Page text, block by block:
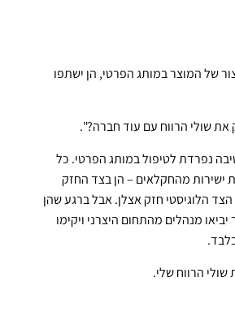
של המוצר במותג הפרטי, הן ישתפו
שולי הרווח עם עוד חברה?".
נפרדת לטיפול במותג הפרטי. כל
ישירות מהחקלאים – הן בצד החזק
הצד הלוגיסטי חזק אצלן. אבל ברגע שהן
מנהלים מהתחום היצרני ויקימו
הרווח שלי.